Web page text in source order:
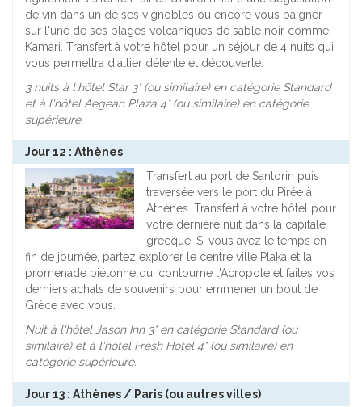
de vin dans un de ses vignobles ou encore vous baigner
sur l'une de ses plages volcaniques de sable noir comme
Kamari. Transfert à votre hôtel pour un séjour de 4 nuits qui
vous permettra d'allier détente et découverte.
3 nuits à l'hôtel Star 3* (ou similaire) en catégorie Standard
et à l'hôtel Aegean Plaza 4* (ou similaire) en catégorie
supérieure.
Jour 12 : Athènes
Transfert au port de Santorin puis
traversée vers le port du Pirée à
Athènes. Transfert à votre hôtel pour
votre dernière nuit dans la capitale
grecque. Si vous avez le temps en
fin de journée, partez explorer le centre ville Plaka et la
promenade piétonne qui contourne l'Acropole et faites vos
derniers achats de souvenirs pour emmener un bout de
Grèce avec vous.
Nuit à l'hôtel Jason Inn 3* en catégorie Standard (ou
similaire) et à l'hôtel Fresh Hotel 4* (ou similaire) en
catégorie supérieure.
Jour 13 : Athènes / Paris (ou autres villes)